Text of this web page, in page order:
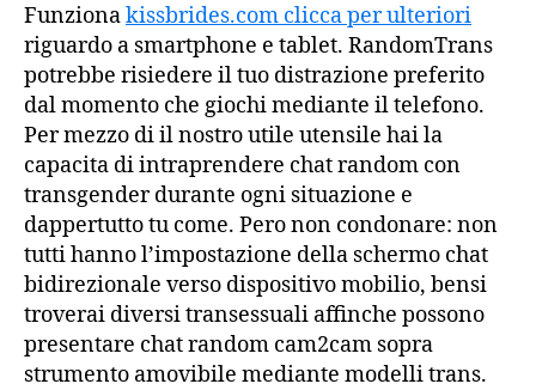
Funzionakissbrides.com clicca per ulteriori
riguardo a smartphone e tablet. RandomTrans
potrebbe risiedere il tuo distrazione preferito
dal momento che giochi mediante il telefono.
Per mezzo di il nostro utile utensile hai la
capacita di intraprendere chat random con
transgender durante ogni situazione e
dappertutto tu come. Pero non condonare: non
tutti hanno l’impostazione della schermo chat
bidirezionale verso dispositivo mobilio, bensi
troverai diversi transessuali affinche possono
presentare chat random cam2cam sopra
strumento amovibile mediante modelli trans.